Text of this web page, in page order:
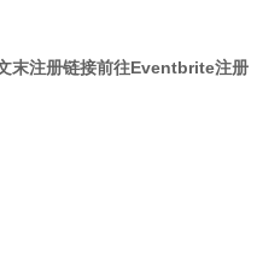
末注册链接前往Eventbrite注册